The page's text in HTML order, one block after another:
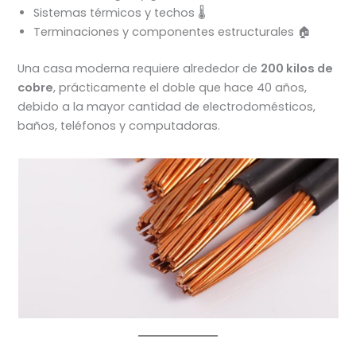
Sistemas térmicos y techos 🌡️
Terminaciones y componentes estructurales 🏠
Una casa moderna requiere alrededor de 200 kilos de
cobre, prácticamente el doble que hace 40 años,
debido a la mayor cantidad de electrodomésticos,
baños, teléfonos y computadoras.